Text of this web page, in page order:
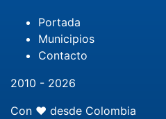
Portada
Municipios
Contacto
2010 - 2026
Con ❤️ desde Colombia